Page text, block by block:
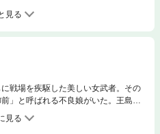
見る
戦場を疾駆した美しい女武者。その
」と呼ばれる不良娘がいた。王島巴
にスタントマン養成所に入ることに
恋。壮絶なアクション・ロマン巨